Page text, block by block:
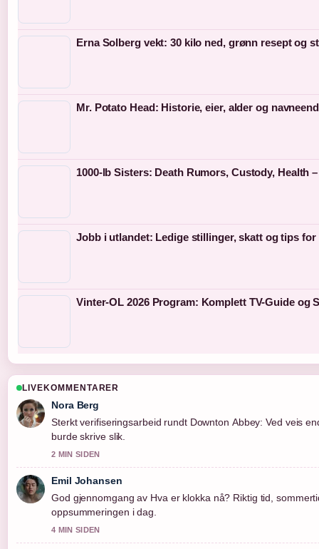
Erna Solberg vekt: 30 kilo ned, grønn resept og
Mr. Potato Head: Historie, eier, alder og
1000-lb Sisters: Death Rumors, Custody, Health
Jobb i utlandet: Ledige stillinger, skatt og tips for
Vinter-OL 2026 Program: Komplett TV-Guide og
LIVEKOMMENTARER
Nora Berg
Sterkt verifiseringsarbeid rundt Downton Abbey: Ved veis
burde skrive slik.
2 MIN SIDEN
Emil Johansen
God gjennomgang av Hva er klokka nå? Riktig tid,
oppsummeringen i dag.
4 MIN SIDEN